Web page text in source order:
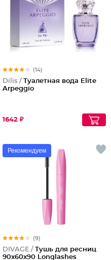
(14)
Dilis / Туалетная вода Elite
Arpeggio
1642 ₽
Рекомендуем
(9)
DIVAGE / Тушь для ресниц
90x60x90 Longlashes